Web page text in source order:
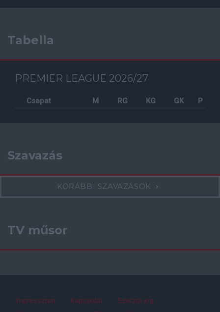
Tabella
PREMIER LEAGUE 2026/27
Csapat M RG KG GK P
Szavazás
KORÁBBI SZAVAZÁSOK
TV műsor
Impresszum Kapcsolat
Szerzői jog